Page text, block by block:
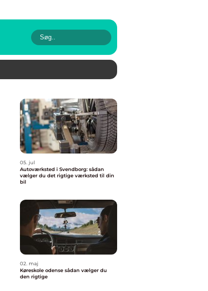
05. jul
Autoværksted i Svendborg: sådan
vælger du det rigtige værksted til din
bil
02. maj
Køreskole odense sådan vælger du
den rigtige